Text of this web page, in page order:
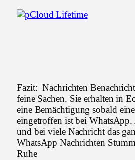
Fazit: Nachrichten
feine Sachen. Sie erhalten in
eine Bemächtigung sobald
eingetroffen ist bei
und bei viele Nachricht das
WhatsApp Nachrichten
Ruhe